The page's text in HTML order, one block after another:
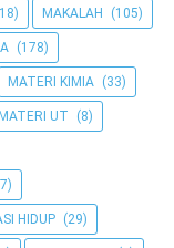
MAKALAH (105)
(178)
MATERI KIMIA (33)
MATERI UT (8)
HIDUP (29)